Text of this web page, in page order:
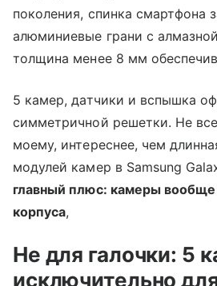
поколения, спинка смартфона
алюминиевые грани с
толщина менее 8 мм
5 камер, датчики и вспышка
симметричной решетки. Не
моему, интереснее, чем
модулей камер в Samsung
главный плюс: камеры
корпуса,
Не для галочки: 5
исключительно